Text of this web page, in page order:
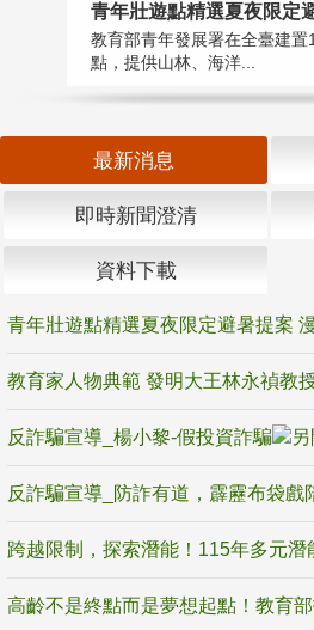
青年壯遊點精選夏夜限定
教育部青年發展署在全臺建置
點，提供山林、海洋...
最新消息
即時新聞澄清
資料下載
反詐騙宣導_楊小黎-假投資詐騙